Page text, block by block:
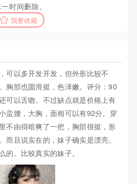
时间删除。
我要收藏
可以多开发开发，但外形比较不
胸部也圆滑挺，色泽嫩。评分：90
可以舌吻。不过缺点就是价格上有
蛮腰，大胸，面相可以有92分。穿
不由得暗爽了一把，胸部很挺，形
而且说实在的，妹子确实是漂亮。
的。比较真实的妹子。